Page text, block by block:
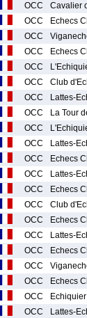
OCC Cavalier
OCC Echecs
OCC
OCC Echecs
OCC
OCC Club
OCC Lattes-
OCC La Tour
OCC
OCC Lattes-
OCC Echecs
OCC Lattes-
OCC Echecs
OCC Club
OCC Echecs
OCC Lattes-
OCC Echecs
OCC
OCC Echecs
OCC
OCC Lattes-